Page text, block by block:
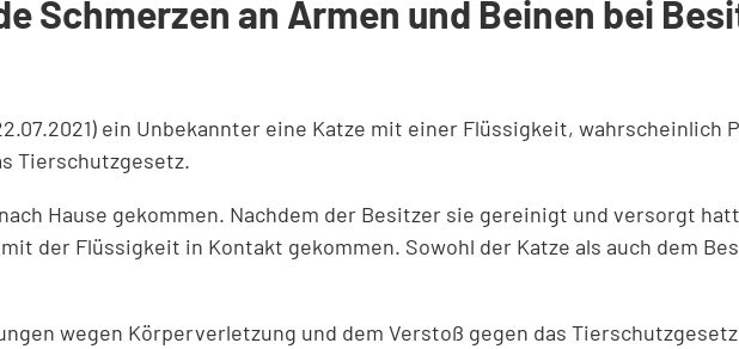
Schmerzen an Armen und Beinen bei
ein Unbekannter eine Katze mit einer Flüssigkeit, wahrscheinlich
Tierschutzgesetz.
Hause gekommen. Nachdem der Besitzer sie gereinigt und versorgt
der Flüssigkeit in Kontakt gekommen. Sowohl der Katze als auch dem
wegen Körperverletzung und dem Verstoß gegen das